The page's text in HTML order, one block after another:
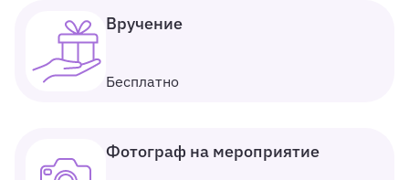
Вручение
Бесплатно
Фотограф на мероприятие